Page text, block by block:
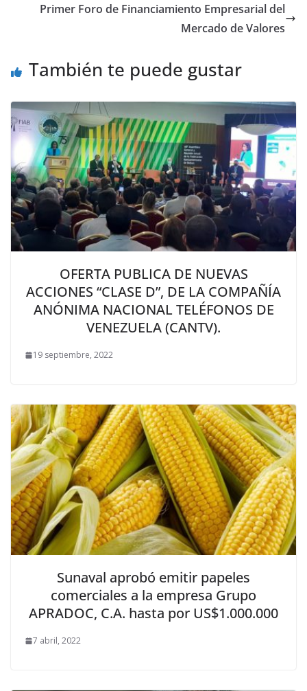
Primer Foro de Financiamiento Empresarial del
Mercado de Valores
También te puede gustar
OFERTA PUBLICA DE NUEVAS
ACCIONES “CLASE D”, DE LA COMPAÑÍA
ANÓNIMA NACIONAL TELÉFONOS DE
VENEZUELA (CANTV).
19 septiembre, 2022
Sunaval aprobó emitir papeles
comerciales a la empresa Grupo
APRADOC, C.A. hasta por US$1.000.000
7 abril, 2022